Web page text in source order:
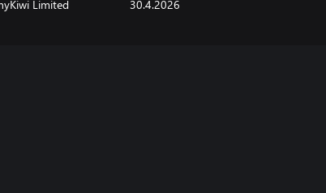
Flom und Dakota Schuetz.
verbindet die Musik von ScooterFlow Indie,
Limited 30.4.2026